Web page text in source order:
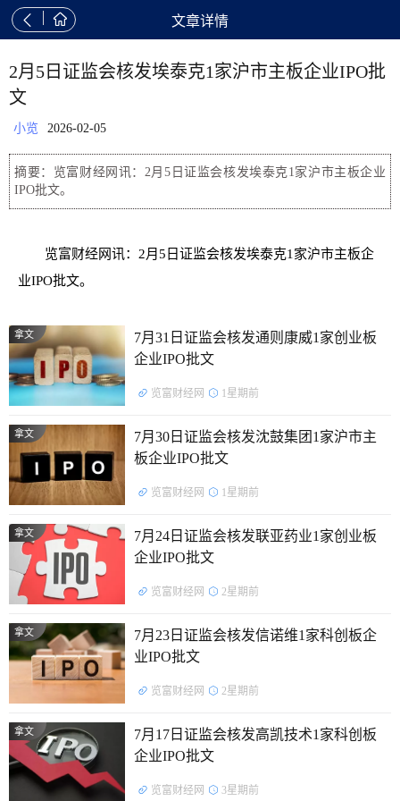
  文章详情
2月5日证监会核发埃泰克1家沪市主板企业IPO批
文
小览 2026-02-05
摘要：览富财经网讯：2月5日证监会核发埃泰克1家沪市主板企业
IPO批文。
览富财经网讯：2月5日证监会核发埃泰克1家沪市主板企
业IPO批文。
拿文
7月31日证监会核发通则康威1家创业板
企业IPO批文
览富财经网 1星期前
拿文
7月30日证监会核发沈鼓集团1家沪市主
板企业IPO批文
览富财经网 1星期前
拿文
7月24日证监会核发联亚药业1家创业板
企业IPO批文
览富财经网 2星期前
拿文
7月23日证监会核发信诺维1家科创板企
业IPO批文
览富财经网 2星期前
拿文
7月17日证监会核发高凯技术1家科创板
企业IPO批文
览富财经网 3星期前